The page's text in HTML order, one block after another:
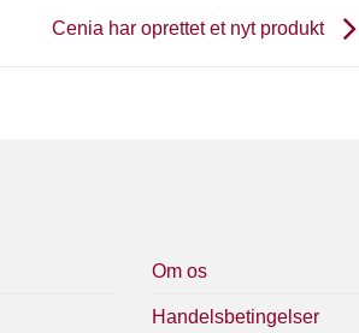
Cenia har oprettet et nyt produkt
Om os
Handelsbetingelser